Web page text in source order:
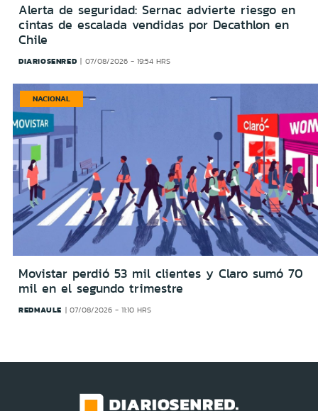
Alerta de seguridad: Sernac advierte riesgo en
cintas de escalada vendidas por Decathlon en
Chile
DIARIOSENRED 07/08/2026 - 19:54 HRS
NACIONAL
Movistar perdió 53 mil clientes y Claro sumó 70
mil en el segundo trimestre
REDMAULE 07/08/2026 - 11:10 HRS